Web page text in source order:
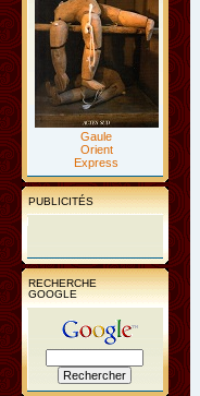
Gaule
Orient
Express
PUBLICITÉS
RECHERCHE
GOOGLE